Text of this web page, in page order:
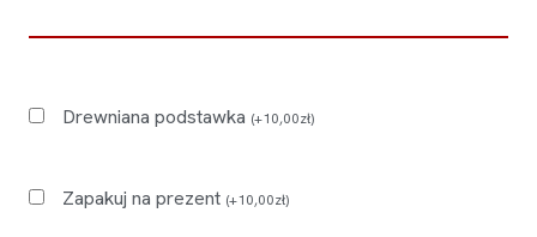
Drewniana podstawka (+10,00zł)
Zapakuj na prezent (+10,00zł)